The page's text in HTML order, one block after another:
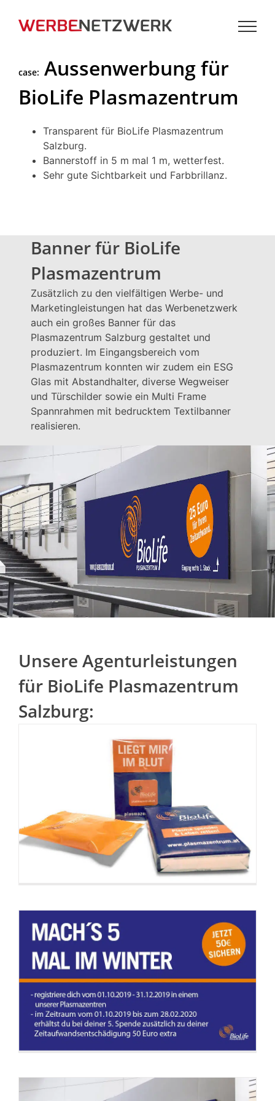
Inhalt
case: Aussenwerbung für
BioLife Plasmazentrum
Transparent für BioLife Plasmazentrum
Salzburg.
Bannerstoff in 5 m mal 1 m, wetterfest.
Sehr gute Sichtbarkeit und Farbbrillanz.
Banner für BioLife
Plasmazentrum
Zusätzlich zu den vielfältigen Werbe- und
Marketingleistungen hat das Werbenetzwerk
auch ein großes Banner für das
Plasmazentrum Salzburg gestaltet und
produziert. Im Eingangsbereich vom
Plasmazentrum konnten wir zudem ein ESG
Glas mit Abstandhalter, diverse Wegweiser
und Türschilder sowie ein Multi Frame
Spannrahmen mit bedrucktem Textilbanner
realisieren.
Unsere Agenturleistungen
für BioLife Plasmazentrum
Salzburg: